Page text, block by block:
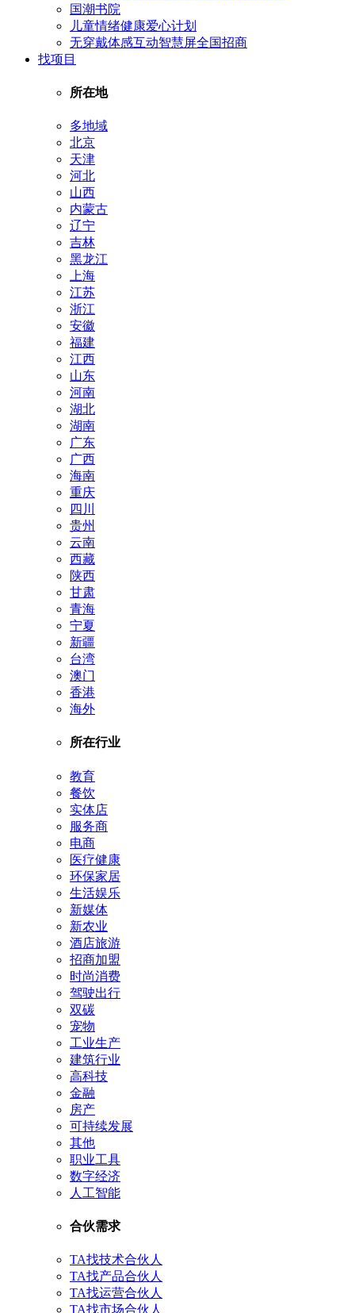
国潮书院
儿童情绪健康爱心计划
无穿戴体感互动智慧屏全国招商
找项目
所在地
多地域
北京
天津
河北
山西
内蒙古
辽宁
吉林
黑龙江
上海
江苏
浙江
安徽
福建
江西
山东
河南
湖北
湖南
广东
广西
海南
重庆
四川
贵州
云南
西藏
陕西
甘肃
青海
宁夏
新疆
台湾
澳门
香港
海外
所在行业
教育
餐饮
实体店
服务商
电商
医疗健康
环保家居
生活娱乐
新媒体
新农业
酒店旅游
招商加盟
时尚消费
驾驶出行
双碳
宠物
工业生产
建筑行业
高科技
金融
房产
可持续发展
其他
职业工具
数字经济
人工智能
合伙需求
TA找技术合伙人
TA找产品合伙人
TA找运营合伙人
TA找市场合伙人